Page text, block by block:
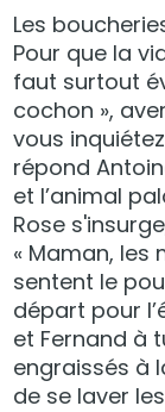
Les
Pour que la
faut surtout
cochon »,
vous
répond
et l’animal
Rose
« Maman, les
sentent le
départ pour
et Fernand à
engraissés à
de se laver